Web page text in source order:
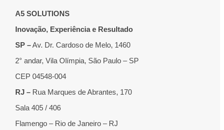
A5 SOLUTIONS
Inovação, Experiência e Resultado
SP –Av. Dr. Cardoso de Melo, 1460
2° andar, Vila Olímpia, São Paulo – SP
CEP 04548-004
RJ – Rua Marques de Abrantes, 170
Sala 405 / 406
Flamengo – Rio de Janeiro – RJ